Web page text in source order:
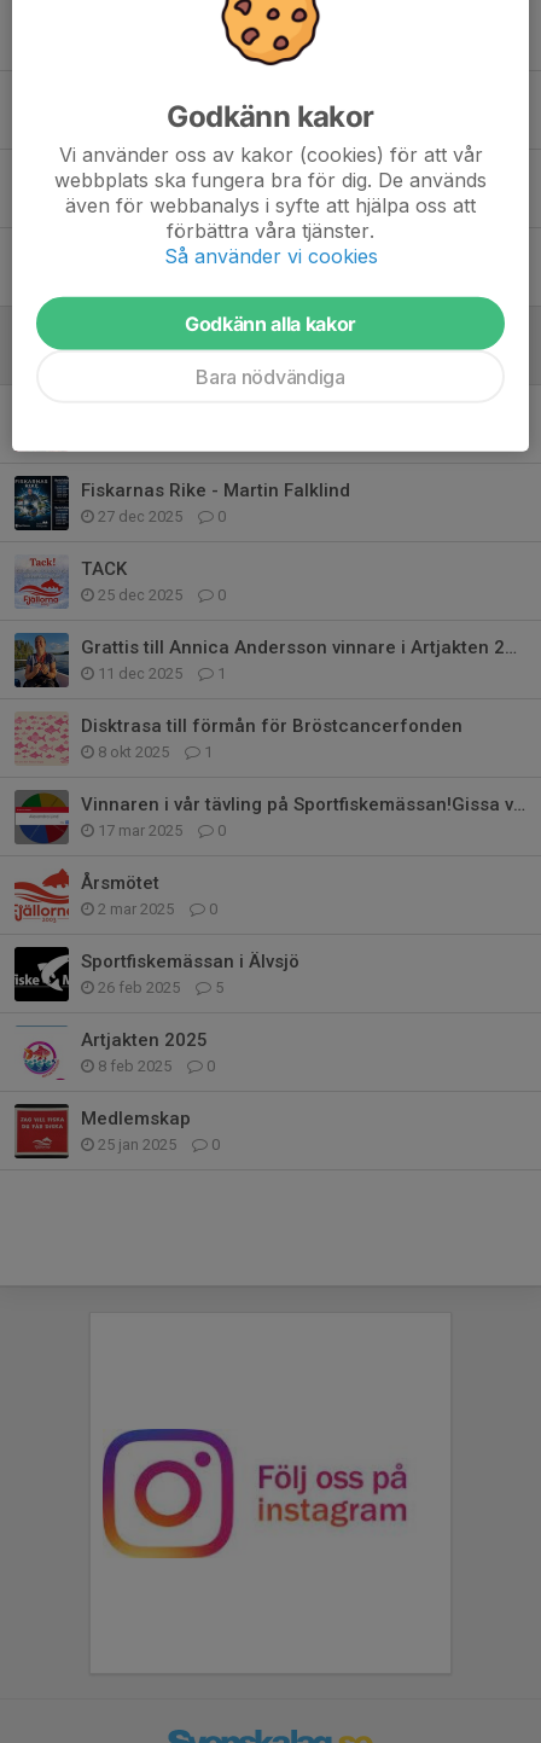
Tjejfiskets dag i Matfors
0
16 mar, 16:48 1
Sportfiskemässan
4 mar, 14:00 0
Flugfisketävlingar
Fiskarnas Rike - Martin Falklind
27 dec 2025 0
TACK
25 dec 2025 0
Grattis till Annica Andersson vinnare i Artjakten 2025.
11 dec 2025 1
Disktrasa till förmån för Bröstcancerfonden
8 okt 2025 1
Vinnaren i vår tävling på Sportfiskemässan!Gissa vikten på
17 mar 2025 0
Årsmötet
2 mar 2025 0
Sportfiskemässan i Älvsjö
26 feb 2025 5
Artjakten 2025
8 feb 2025 0
Medlemskap
25 jan 2025 0
Godkänn kakor
Vi använder oss av kakor (cookies) för att vår
webbplats ska fungera bra för dig. De används
även för webbanalys i syfte att hjälpa oss att
förbättra våra tjänster.
Så använder vi cookies
Godkänn alla kakor
Bara nödvändiga